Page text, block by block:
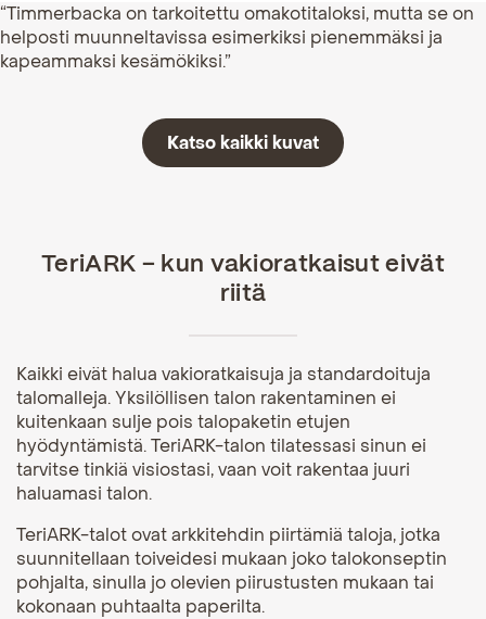
“Timmerbacka on tarkoitettu omakotitaloksi, mutta se on
helposti muunneltavissa esimerkiksi pienemmäksi ja
kapeammaksi kesämökiksi.”
Katso kaikki kuvat
TeriARK – kun vakioratkaisut eivät
riitä
Kaikki eivät halua vakioratkaisuja ja standardoituja
talomalleja. Yksilöllisen talon rakentaminen ei
kuitenkaan sulje pois talopaketin etujen
hyödyntämistä. TeriARK-talon tilatessasi sinun ei
tarvitse tinkiä visiostasi, vaan voit rakentaa juuri
haluamasi talon.
TeriARK-talot ovat arkkitehdin piirtämiä taloja, jotka
suunnitellaan toiveidesi mukaan joko talokonseptin
pohjalta, sinulla jo olevien piirustusten mukaan tai
kokonaan puhtaalta paperilta.